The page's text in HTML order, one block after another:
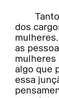
dos
as
mulheres
algo que
essa